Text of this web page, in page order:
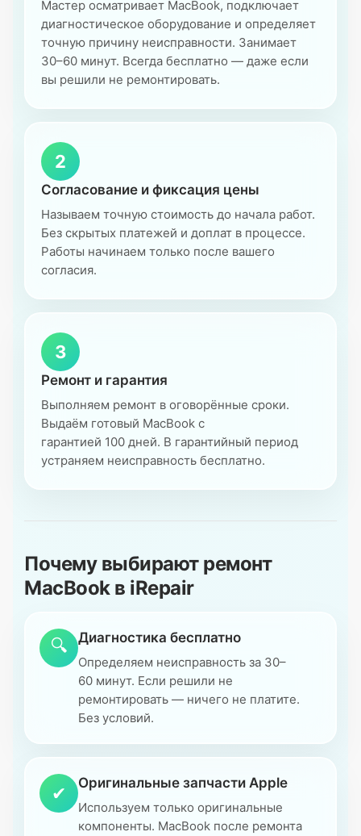
Мастер осматривает MacBook, подключает
диагностическое оборудование и определяет
точную причину неисправности. Занимает
30–60 минут. Всегда бесплатно — даже если
вы решили не ремонтировать.
2
Согласование и фиксация цены
Называем точную стоимость до начала работ.
Без скрытых платежей и доплат в процессе.
Работы начинаем только после вашего
согласия.
3
Ремонт и гарантия
Выполняем ремонт в оговорённые сроки.
Выдаём готовый MacBook с
гарантией 100 дней. В гарантийный период
устраняем неисправность бесплатно.
Почему выбирают ремонт
MacBook в iRepair
🔍 Диагностика бесплатно
Определяем неисправность за 30–
60 минут. Если решили не
ремонтировать — ничего не платите.
Без условий.
✔ Оригинальные запчасти Apple
Используем только оригинальные
компоненты. MacBook после ремонта